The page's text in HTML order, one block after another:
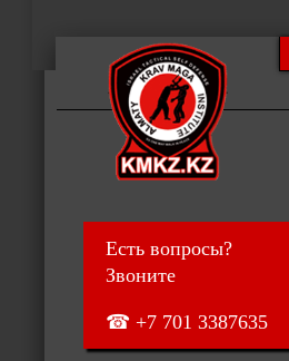
Есть вопросы?
Звоните
☎ +7 701 3387635